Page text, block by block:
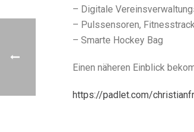
– Digitale
– Pulssensoren,
– Smarte Hockey Bag
Einen näheren Einblick
https://padlet.com/